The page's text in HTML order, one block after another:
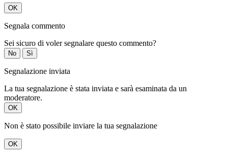
OK
Segnala commento
Sei sicuro di voler segnalare questo commento?
No Sì
Segnalazione inviata
La tua segnalazione è stata inviata e sarà esaminata da un
moderatore.
OK
Non è stato possibile inviare la tua segnalazione
OK